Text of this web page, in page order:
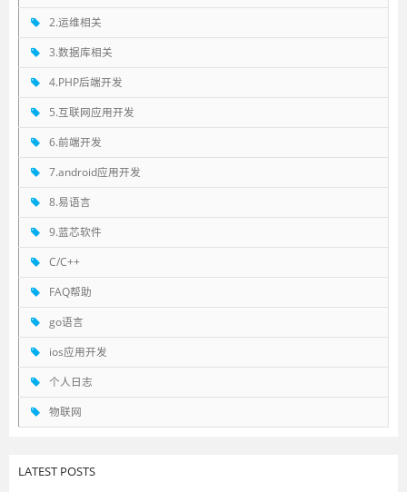
2.运维相关
3.数据库相关
4.PHP后端开发
5.互联网应用开发
6.前端开发
7.android应用开发
8.易语言
9.蓝芯软件
C/C++
FAQ帮助
go语言
ios应用开发
个人日志
物联网
LATEST POSTS